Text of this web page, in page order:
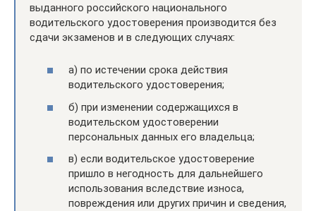
выданного российского национального
водительского удостоверения производится без
сдачи экзаменов и в следующих случаях:
а) по истечении срока действия
водительского удостоверения;
б) при изменении содержащихся в
водительском удостоверении
персональных данных его владельца;
в) если водительское удостоверение
пришло в негодность для дальнейшего
использования вследствие износа,
повреждения или других причин и сведения,